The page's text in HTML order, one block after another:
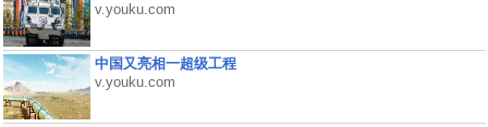
v.youku.com
中国又亮相一超级工程
v.youku.com